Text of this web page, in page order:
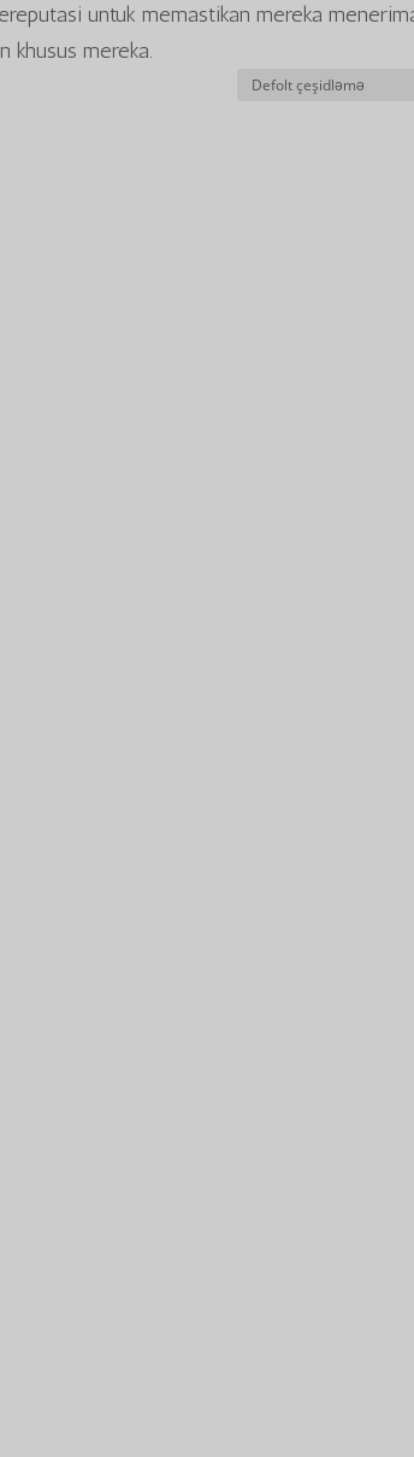
untuk memastikan mereka
khusus mereka.